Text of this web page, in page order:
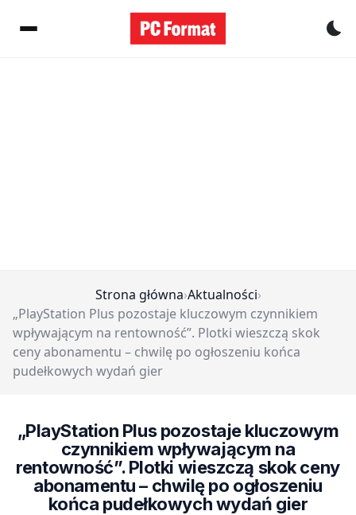
Strona główna›Aktualności›
„PlayStation Plus pozostaje kluczowym czynnikiem
wpływającym na rentowność”. Plotki wieszczą skok
ceny abonamentu – chwilę po ogłoszeniu końca
pudełkowych wydań gier
„PlayStation Plus pozostaje kluczowym
czynnikiem wpływającym na
rentowność”. Plotki wieszczą skok ceny
abonamentu – chwilę po ogłoszeniu
końca pudełkowych wydań gier